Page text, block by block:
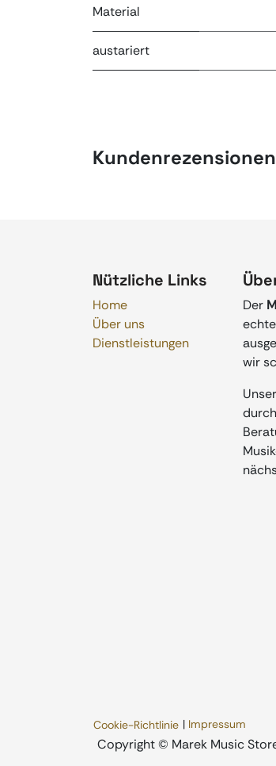
Material
austariert
Kundenrezensionen
Nützliche Links
Home
Über uns
Dienstleistungen
Der
wir
Cookie-Richtlinie | Impressum
​Copyright © Marek Music